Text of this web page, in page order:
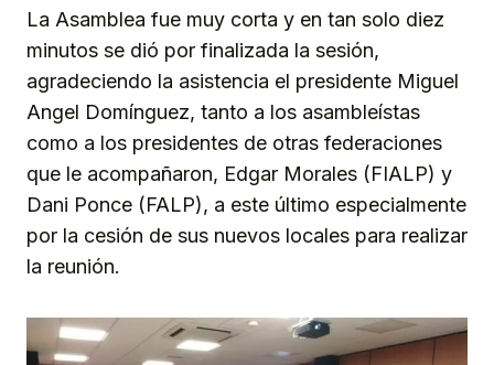
La Asamblea fue muy corta y en tan solo diez
minutos se dió por finalizada la sesión,
agradeciendo la asistencia el presidente Miguel
Angel Domínguez, tanto a los asambleístas
como a los presidentes de otras federaciones
que le acompañaron, Edgar Morales (FIALP) y
Dani Ponce (FALP), a este último especialmente
por la cesión de sus nuevos locales para realizar
la reunión.